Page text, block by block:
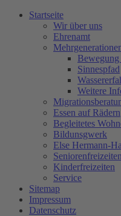
Startseite
Wir über uns
Ehrenamt
Sinnespfad
Weitere
Essen auf Rädern
Begleitetes
Bildunsgwerk
Else Hermann-
Seniorenfreizeiten
Kinderfreizeiten
Service
Sitemap
Impressum
Datenschutz